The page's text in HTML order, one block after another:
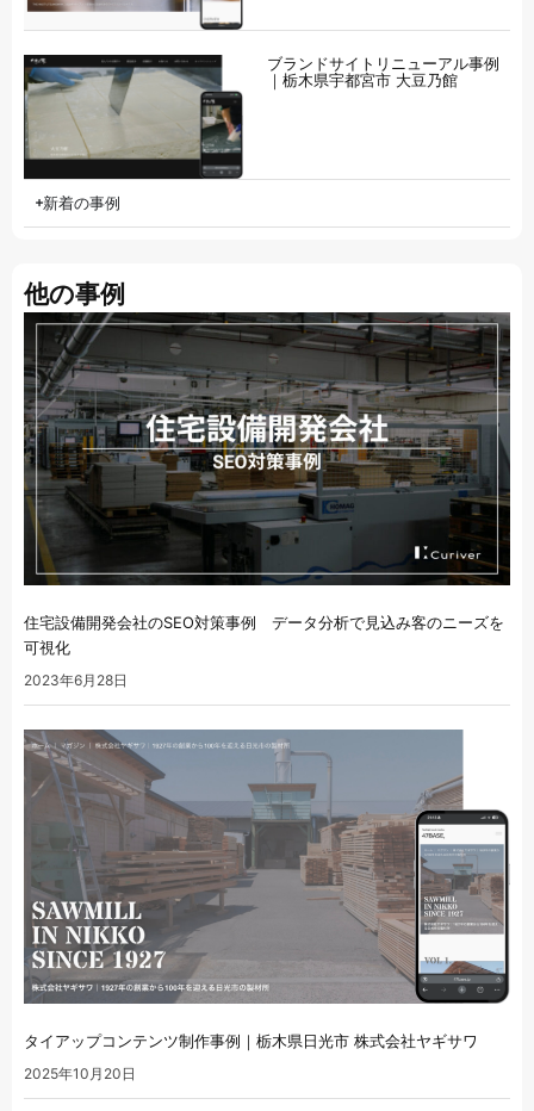
ブランドサイトリニューアル事例
｜栃木県宇都宮市 大豆乃館
新着の事例
他の事例
住宅設備開発会社のSEO対策事例 データ分析で見込み客のニーズを
可視化
2023年6月28日
タイアップコンテンツ制作事例｜栃木県日光市 株式会社ヤギサワ
2025年10月20日